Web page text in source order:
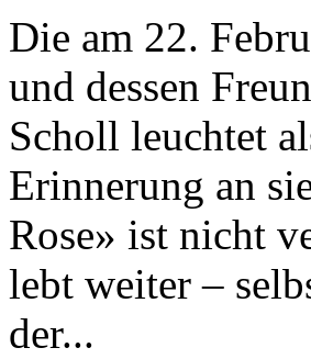
Die am 22.
und dessen
Scholl leuchtet
Erinnerung an
Rose» ist nicht
lebt weiter –
der...